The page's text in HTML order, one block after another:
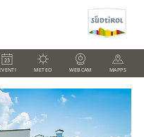
METEO WEBCAM MAPPS